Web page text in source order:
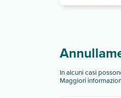
In alcuni casi
Maggiori